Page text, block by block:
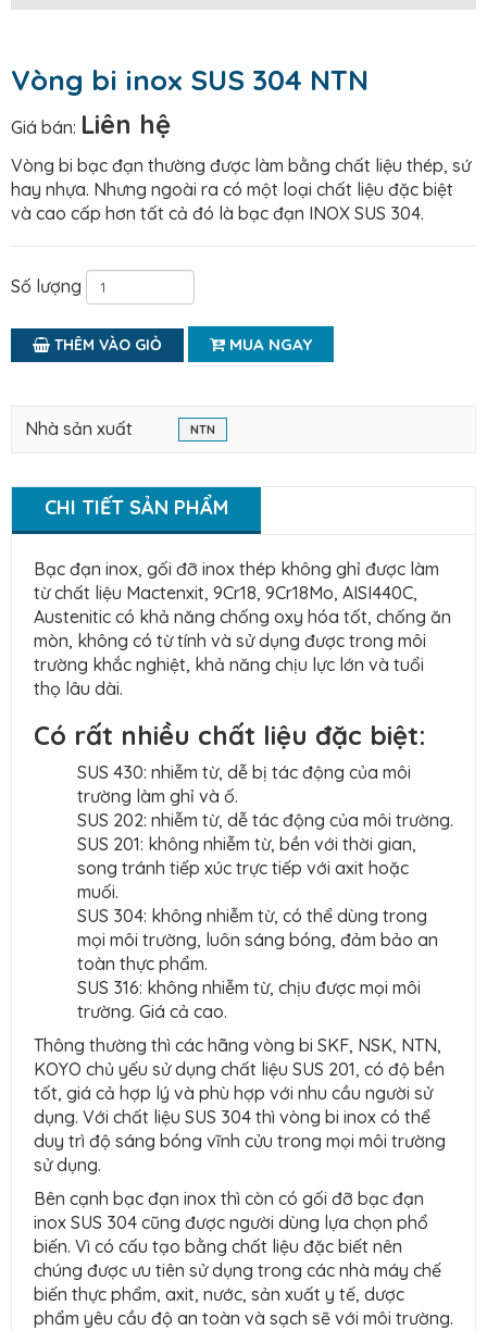
Vòng bi inox SUS 304 NTN
Giá bán: Liên hệ
Vòng bi bạc đạn thường được làm bằng chất liệu thép, sứ
hay nhựa. Nhưng ngoài ra có một loại chất liệu đặc biệt
và cao cấp hơn tất cả đó là bạc đạn INOX SUS 304.
Số lượng
THÊM VÀO GIỎ MUA NGAY
Nhà sản xuất NTN
CHI TIẾT SẢN PHẨM
Bạc đạn inox, gối đỡ inox thép không ghỉ được làm
từ chất liệu Mactenxit, 9Cr18, 9Cr18Mo, AISI440C,
Austenitic có khả năng chống oxy hóa tốt, chống ăn
mòn, không có từ tính và sử dụng được trong môi
trường khắc nghiệt, khả năng chịu lực lớn và tuổi
thọ lâu dài.
Có rất nhiều chất liệu đặc biệt:
SUS 430: nhiễm từ, dễ bị tác động của môi
trường làm ghỉ và ố.
SUS 202: nhiễm từ, dễ tác động của môi trường.
SUS 201: không nhiễm từ, bền với thời gian,
song tránh tiếp xúc trực tiếp với axit hoặc
muối.
SUS 304: không nhiễm từ, có thể dùng trong
mọi môi trường, luôn sáng bóng, đảm bảo an
toàn thực phẩm.
SUS 316: không nhiễm từ, chịu được mọi môi
trường. Giá cả cao.
Thông thường thì các hãng vòng bi SKF, NSK, NTN,
KOYO chủ yếu sử dụng chất liệu SUS 201, có độ bền
tốt, giá cả hợp lý và phù hợp với nhu cầu người sử
dụng. Với chất liệu SUS 304 thì vòng bi inox có thể
duy trì độ sáng bóng vĩnh cửu trong mọi môi trường
sử dụng.
Bên cạnh bạc đạn inox thì còn có gối đỡ bạc đạn
inox SUS 304 cũng được người dùng lựa chọn phổ
biến. Vì có cấu tạo bằng chất liệu đặc biết nên
chúng được ưu tiên sử dụng trong các nhà máy chế
biến thực phẩm, axit, nước, sản xuất y tế, dược
phẩm yêu cầu độ an toàn và sạch sẽ với môi trường.